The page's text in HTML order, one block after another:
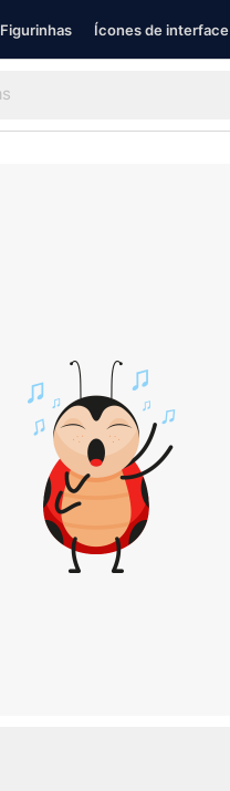
Figurinhas Ícones de interface